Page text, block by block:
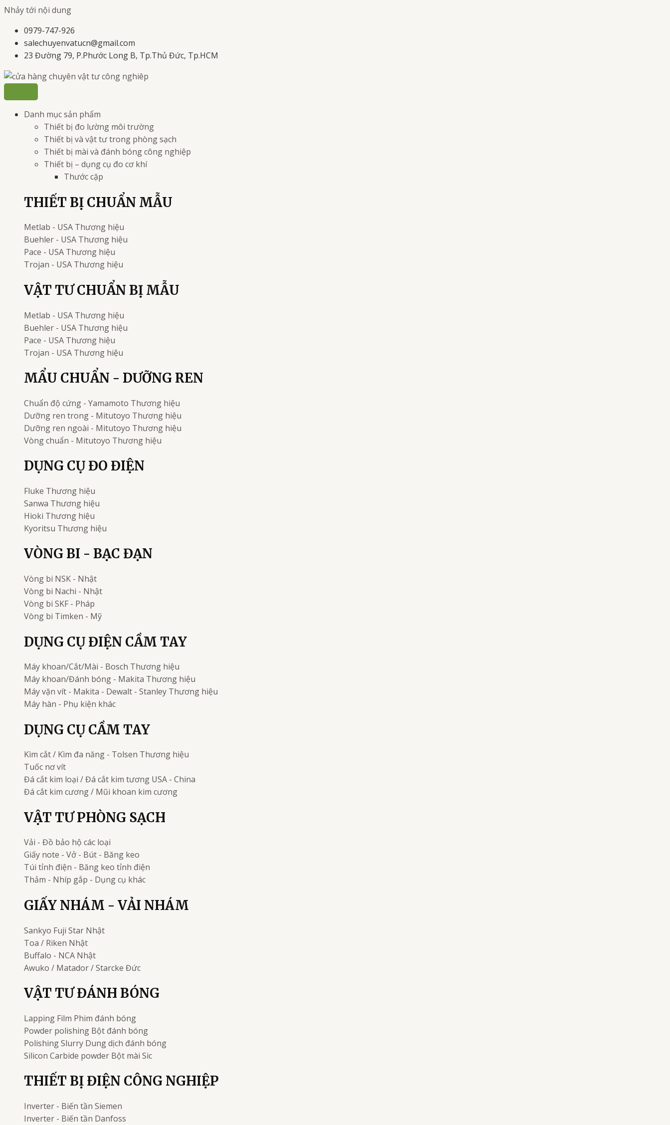
Nhảy tới nội dung
0979-747-926
salechuyenvatucn@gmail.com
23 Đường 79, P.Phước Long B, Tp.Thủ Đức, Tp.HCM
Danh mục sản phẩm
Thiết bị đo lường môi trường
Thiết bị và vật tư trong phòng sạch
Thiết bị mài và đánh bóng công nghiệp
Thiết bị – dụng cụ đo cơ khí
Thước cặp
THIẾT BỊ CHUẨN MẪU
Metlab - USA Thương hiệu
Buehler - USA Thương hiệu
Pace - USA Thương hiệu
Trojan - USA Thương hiệu
VẬT TƯ CHUẨN BỊ MẪU
Metlab - USA Thương hiệu
Buehler - USA Thương hiệu
Pace - USA Thương hiệu
Trojan - USA Thương hiệu
MẨU CHUẨN - DƯỠNG REN
Chuẩn độ cứng - Yamamoto Thương hiệu
Dưỡng ren trong - Mitutoyo Thương hiệu
Dưỡng ren ngoài - Mitutoyo Thương hiệu
Vòng chuẩn - Mitutoyo Thương hiệu
DỤNG CỤ ĐO ĐIỆN
Fluke Thương hiệu
Sanwa Thương hiệu
Hioki Thương hiệu
Kyoritsu Thương hiệu
VÒNG BI - BẠC ĐẠN
Vòng bi NSK - Nhật
Vòng bi Nachi - Nhật
Vòng bi SKF - Pháp
Vòng bi Timken - Mỹ
DỤNG CỤ ĐIỆN CẦM TAY
Máy khoan/Cắt/Mài - Bosch Thương hiệu
Máy khoan/Đánh bóng - Makita Thương hiệu
Máy vặn vít - Makita - Dewalt - Stanley Thương hiệu
Máy hàn - Phụ kiện khác
DỤNG CỤ CẦM TAY
Kìm cắt / Kìm đa năng - Tolsen Thương hiệu
Tuốc nơ vít
Đá cắt kim loại / Đá cắt kim tương USA - China
Đá cắt kim cương / Mũi khoan kim cương
VẬT TƯ PHÒNG SẠCH
Vải - Đồ bảo hộ các loại
Giấy note - Vở - Bút - Băng keo
Túi tỉnh điện - Băng keo tỉnh điện
Thảm - Nhíp gắp - Dụng cụ khác
GIẤY NHÁM - VẢI NHÁM
Sankyo Fuji Star Nhật
Toa / Riken Nhật
Buffalo - NCA Nhật
Awuko / Matador / Starcke Đức
VẬT TƯ ĐÁNH BÓNG
Lapping Film Phim đánh bóng
Powder polishing Bột đánh bóng
Polishing Slurry Dung dịch đánh bóng
Silicon Carbide powder Bột mài Sic
THIẾT BỊ ĐIỆN CÔNG NGHIỆP
Inverter - Biến tần Siemen
Inverter - Biến tần Danfoss